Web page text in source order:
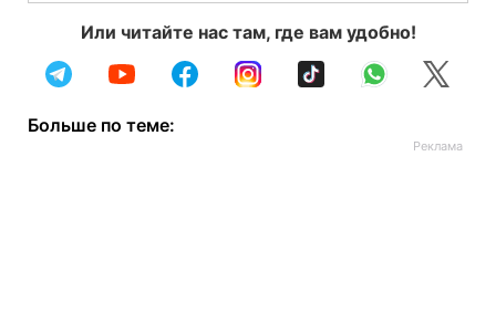
Или читайте нас там, где вам удобно!
Больше по теме: